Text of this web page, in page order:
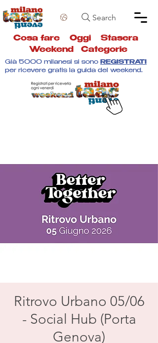
Search
Cosa fare Oggi Stasera
Weekend
Categorie
Già 5000 milanesi si sono REGISTRATI
per ricevere gratis la guida del weekend.
Ritrovo Urbano 05/06
- Social Hub (Porta
Genova)